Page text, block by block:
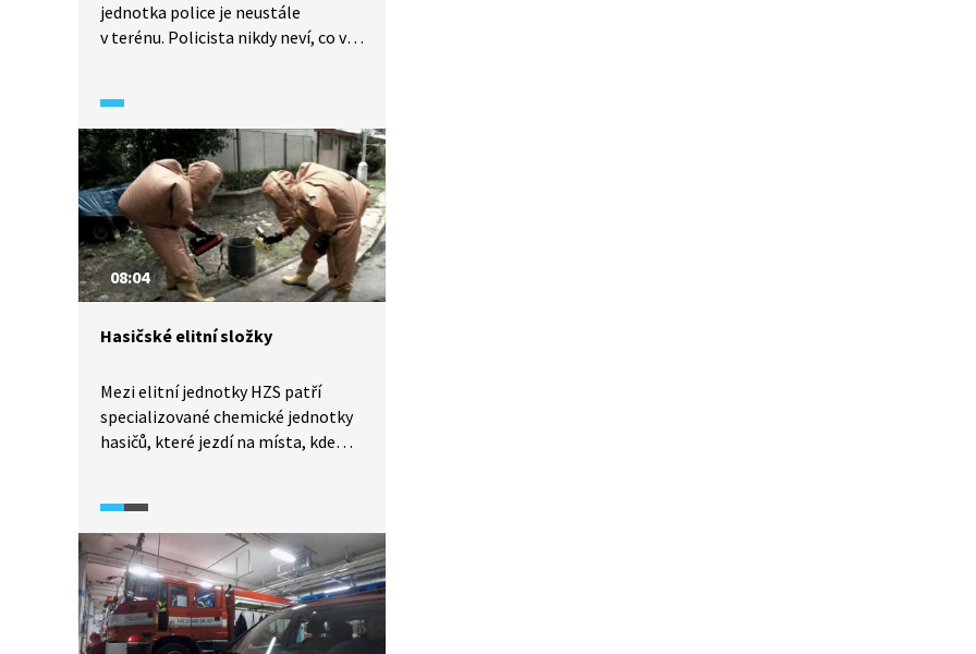
jednotka police je neustále
v terénu. Policista nikdy neví, co vše
náročnou práci. I několikrát za noc
musí jednotky Policie ČR vyjet
k bitkám, případům domácího
násilí, dopravním nehodám,
požárům a vloupačkám.
08:04
Hasičské elitní složky
Mezi elitní jednotky HZS patří
specializované chemické jednotky
hasičů, které jezdí na místa, kde
kontaminace prostředí. Další elitní
složkou jsou hasiči potápěči. Ti
jezdí zejména k utonulým osobám,
k pádům aut do vody a v zimě
zachraňují lidi, kteří propadli
ledem. HZS doplňují ještě hasiči